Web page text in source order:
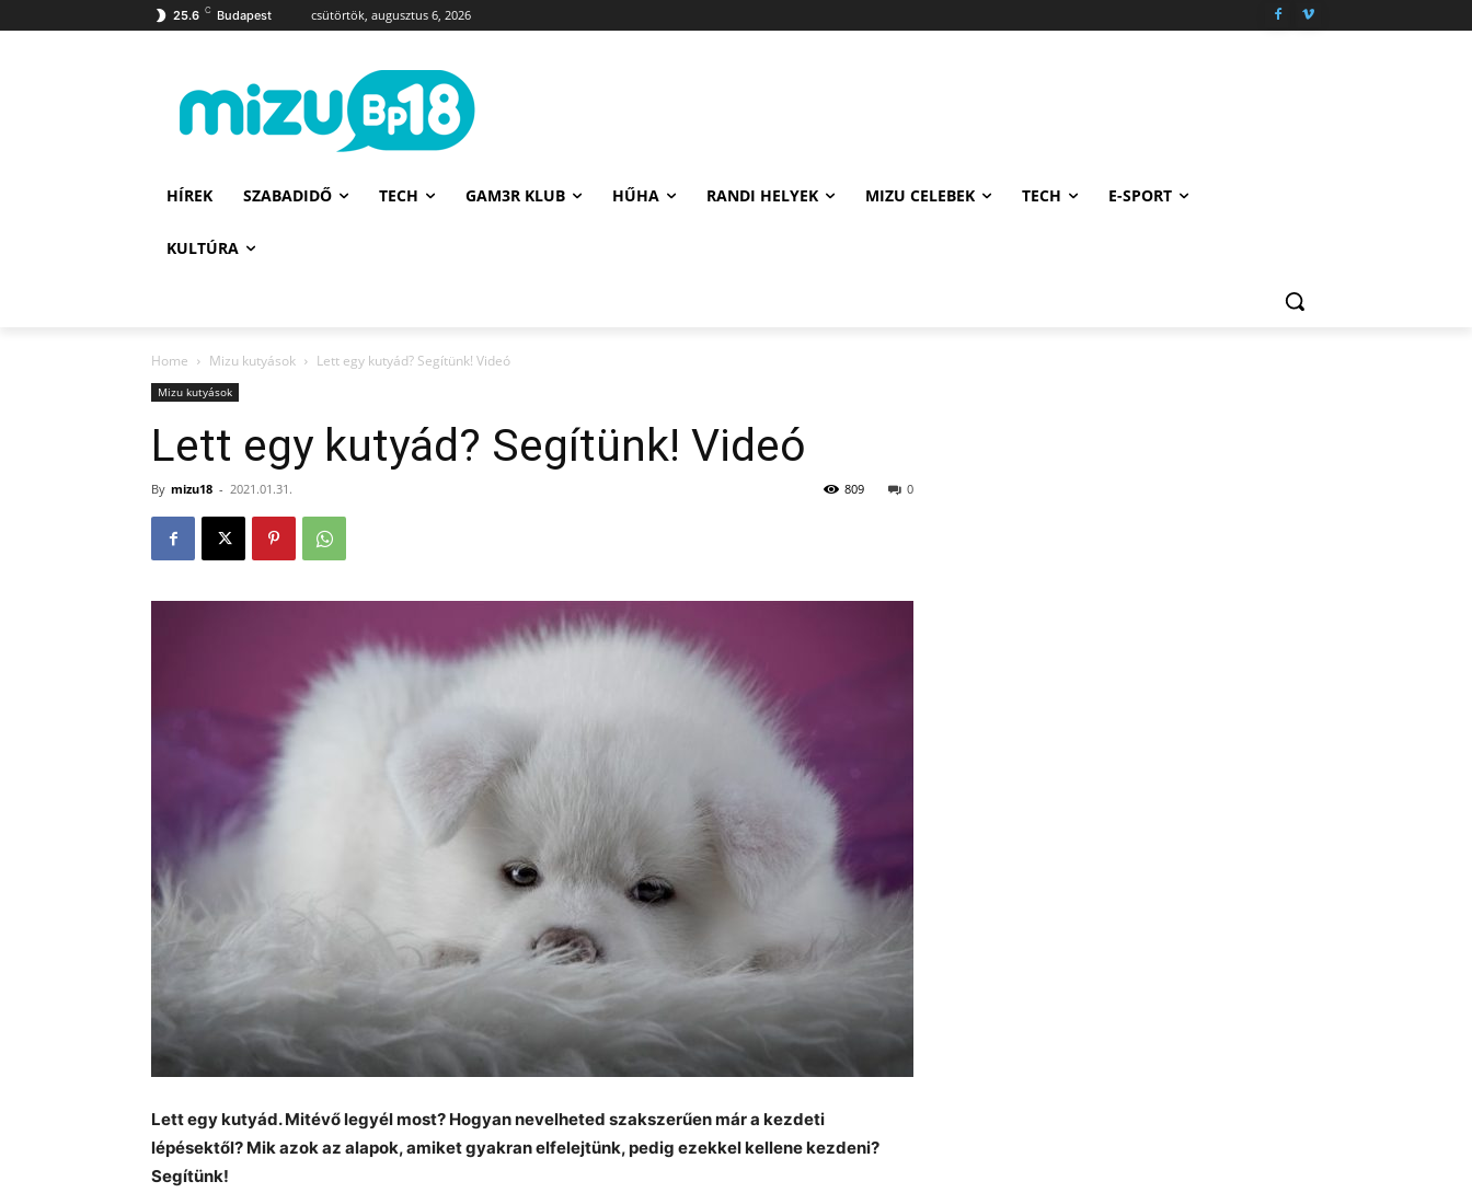
25.6 C Budapest csütörtök, augusztus 6, 2026
HÍREK SZABADIDŐ TECH GAM3R KLUB HŰHA RANDI HELYEK MIZU CELEBEK TECH E-SPORT
KULTÚRA
Home Mizu kutyások Lett egy kutyád? Segítünk! Videó
Mizu kutyások
Lett egy kutyád? Segítünk! Videó
By mizu18 - 2021.01.31. 0
809
Lett egy kutyád. Mitévő legyél most? Hogyan nevelheted szakszerűen már a kezdeti
lépésektől? Mik azok az alapok, amiket gyakran elfelejtünk, pedig ezekkel kellene kezdeni?
Segítünk!